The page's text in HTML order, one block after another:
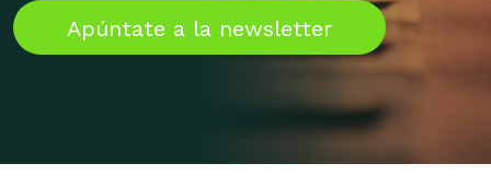
Apúntate a la newsletter